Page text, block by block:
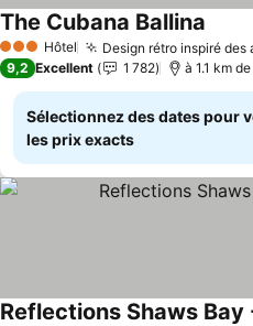
3 ÉtoilesHôtel Design rétro inspiré des
The Cubana Ballina
9,2 Excellent 1 782 à 1.1 km
Sélectionnez des dates pour
les prix exacts
Reflections Shaws